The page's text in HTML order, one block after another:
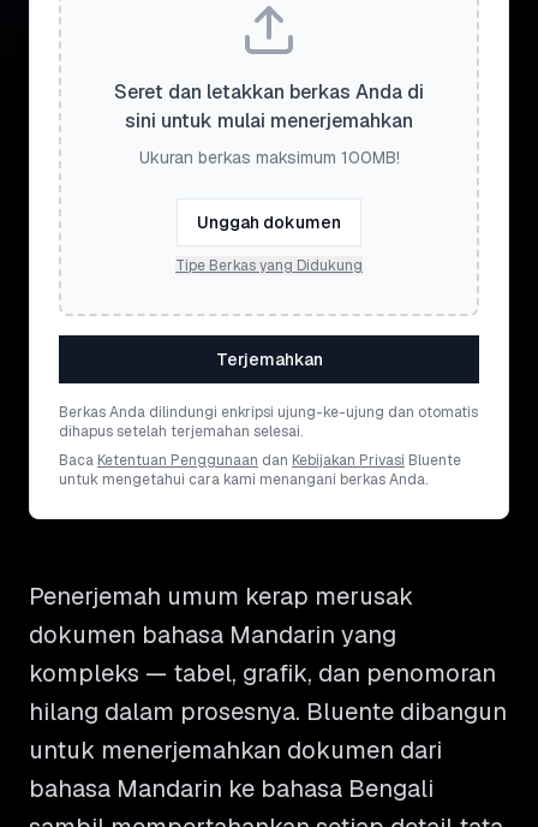
Seret dan letakkan berkas Anda di
sini untuk mulai menerjemahkan
Ukuran berkas maksimum 100MB!
Unggah dokumen
Tipe Berkas yang Didukung
Terjemahkan
Berkas Anda dilindungi enkripsi ujung-ke-ujung dan otomatis
dihapus setelah terjemahan selesai.
Baca Ketentuan Penggunaan dan Kebijakan Privasi Bluente
untuk mengetahui cara kami menangani berkas Anda.
Penerjemah umum kerap merusak
dokumen bahasa Mandarin yang
kompleks — tabel, grafik, dan penomoran
hilang dalam prosesnya. Bluente dibangun
untuk menerjemahkan dokumen dari
bahasa Mandarin ke bahasa Bengali